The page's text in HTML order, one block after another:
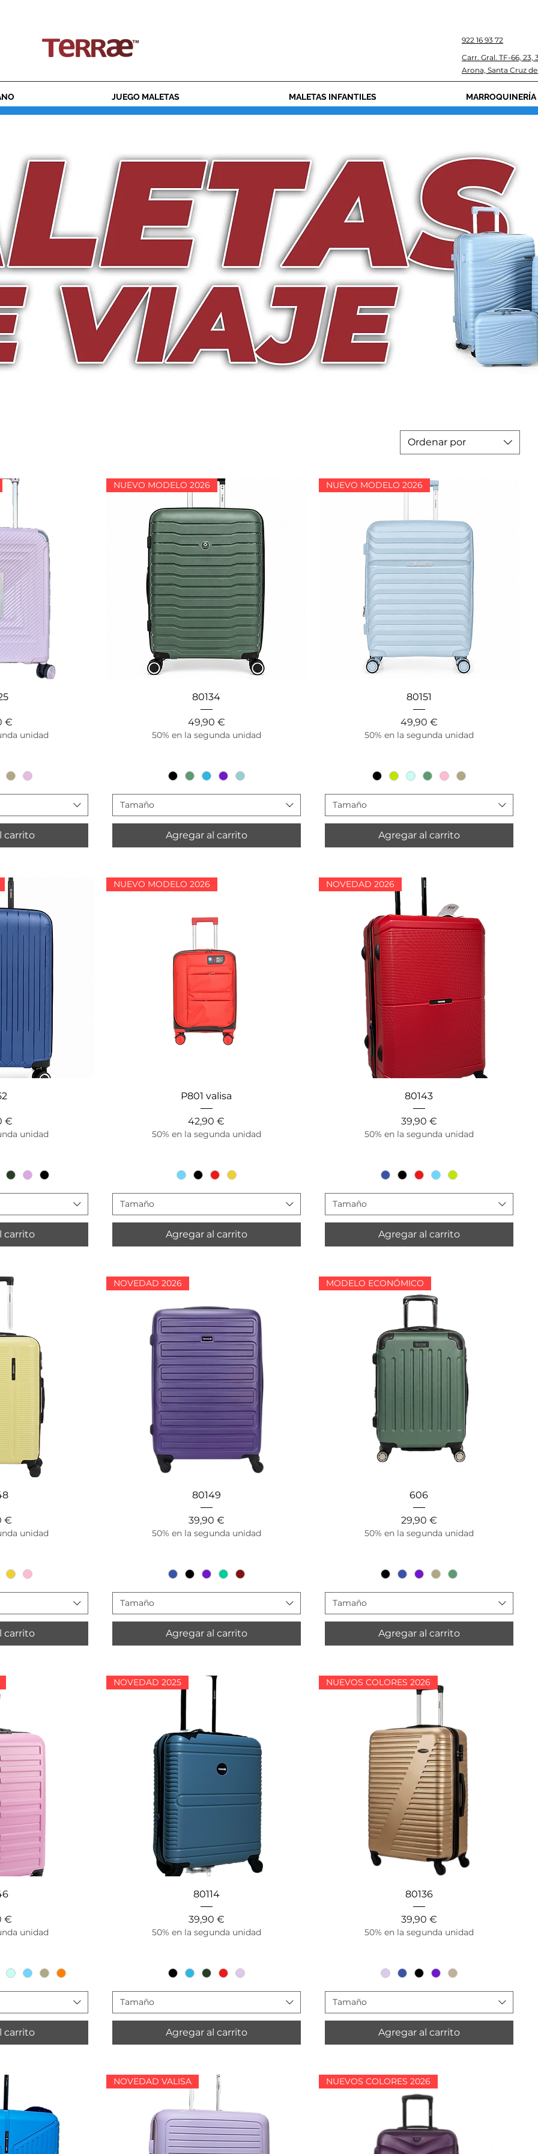
922 16 93 72
Carr. Gral. TF-66, 23,
Arona, Santa Cruz
JUEGO MALETAS MALETAS INFANTILES MARROQUINERÍA
Ordenar por
€
unidad
carrito
Vista rápida
NUEVO MODELO 2026
80134
Precio
49,90 €
50% en la segunda unidad
Tamaño
Agregar al carrito
Vista rápida
NUEVO MODELO 2026
80151
Precio
49,90 €
50% en la segunda unidad
Tamaño
Agregar al carrito
€
unidad
carrito
Vista rápida
NUEVO MODELO 2026
P801 valisa
Precio
42,90 €
50% en la segunda unidad
Tamaño
Agregar al carrito
Vista rápida
NOVEDAD 2026
80143
Precio
39,90 €
50% en la segunda unidad
Tamaño
Agregar al carrito
€
unidad
carrito
Vista rápida
NOVEDAD 2026
80149
Precio
39,90 €
50% en la segunda unidad
Tamaño
Agregar al carrito
Vista rápida
MODELO ECONÓMICO
606
Precio
29,90 €
50% en la segunda unidad
Tamaño
Agregar al carrito
€
unidad
carrito
Vista rápida
NOVEDAD 2025
80114
Precio
39,90 €
50% en la segunda unidad
Tamaño
Agregar al carrito
Vista rápida
NUEVOS COLORES 2026
80136
Precio
39,90 €
50% en la segunda unidad
Tamaño
Agregar al carrito
NOVEDAD VALISA NUEVOS COLORES 2026